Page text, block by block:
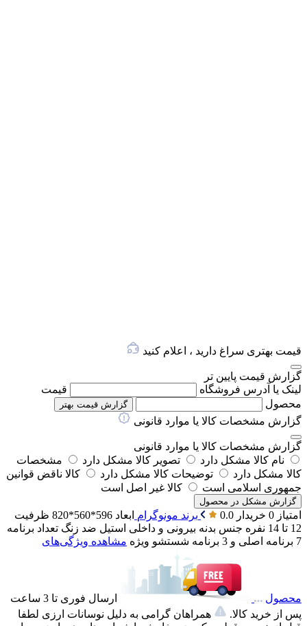
قیمت بهتری سراغ دارید ، اعلام کنید
گزارش قیمت پایین تر
لینک یا آدرس فروشگاه
قیمت
محصول
گزارش قیمت بهتر
گزارش مشخصات کالا یا موارد قانونی
گزارش مشخصات کالا یا موارد قانونی
نام کالا مشکل دارد
تصویر کالا مشکل دارد
مشخصات
کالا مشکل دارد
توضیحات کالا مشکل دارد
کالا ناقض قوانین
جمهوری اسلامی است
کالا غیر اصل است
گزارش مشکل در محصول
امتیاز 0 خریدار 0.0 برند مونوگرام ابعاد 596*560*820
ظرفیت
12 تا 14 نفره
جنس بدنه بیرونی و داخلی استیل ضد زنگ تعداد برنامه
7 برنامه اصلی و 3 برنامه شستشو ویژه
مشاهده ویژگی‌های
محصول
ارسال فوری تا 3 ساعت
پس از خرید کالا.
همراهان گرامی به دلیل نوسانات ارزی لطفا